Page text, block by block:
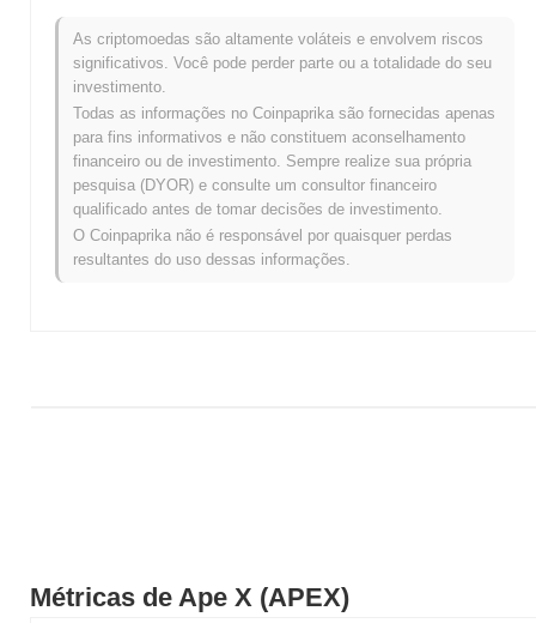
Métricas de Ape X (APEX)
Máxima Histórica (ATH):
Mínima Histórica (ATL):
ATH .
Como Ape X está se desempenhando em
comparação com o mercado cripto mais amplo?
Nos últimos 7 dias, Ape X ganhou0.00%, superando o mercado
cripto geral que registrou um declínio de0.67%
desempenho forte na ação de preço de APEX em relação ao
As criptomoedas são altamente voláteis e envolvem riscos
significativos. Você pode perder parte ou a totalidade do seu
investimento.
Todas as informações no Coinpaprika são fornecidas apenas
para fins informativos e não constituem aconselhamento
financeiro ou de investimento. Sempre realize sua própria
pesquisa (DYOR) e consulte um consultor financeiro
qualificado antes de tomar decisões de investimento.
O Coinpaprika não é responsável por quaisquer perdas
resultantes do uso dessas informações.